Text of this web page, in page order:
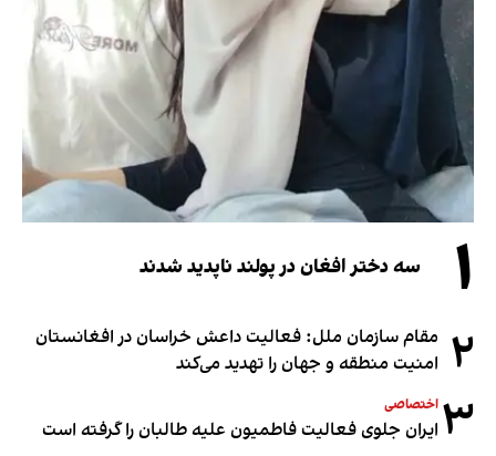
۱ سه دختر افغان در پولند ناپدید شدند
۲ مقام سازمان ملل: فعالیت داعش خراسان در افغانستان
امنیت منطقه و جهان را تهدید می‌کند
۳ اختصاصی
ایران جلوی فعالیت فاطمیون علیه طالبان را گرفته است